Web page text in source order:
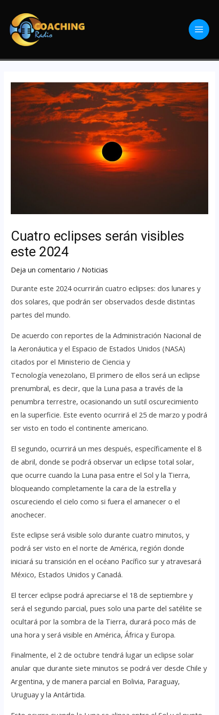
Cuatro eclipses serán visibles
este 2024
Deja un comentario / Noticias
Durante este 2024 ocurrirán cuatro eclipses: dos lunares y
dos solares, que podrán ser observados desde distintas
partes del mundo.
De acuerdo con reportes de la Administración Nacional de
la Aeronáutica y el Espacio de Estados Unidos (NASA)
citados por el Ministerio de Ciencia y
Tecnología venezolano, El primero de ellos será un eclipse
prenumbral, es decir, que la Luna pasa a través de la
penumbra terrestre, ocasionando un sutil oscurecimiento
en la superficie. Este evento ocurrirá el 25 de marzo y podrá
ser visto en todo el continente americano.
El segundo, ocurrirá un mes después, específicamente el 8
de abril, donde se podrá observar un eclipse total solar,
que ocurre cuando la Luna pasa entre el Sol y la Tierra,
bloqueando completamente la cara de la estrella y
oscureciendo el cielo como si fuera el amanecer o el
anochecer.
Este eclipse será visible solo durante cuatro minutos, y
podrá ser visto en el norte de América, región donde
iniciará su transición en el océano Pacífico sur y atravesará
México, Estados Unidos y Canadá.
El tercer eclipse podrá apreciarse el 18 de septiembre y
será el segundo parcial, pues solo una parte del satélite se
ocultará por la sombra de la Tierra, durará poco más de
una hora y será visible en América, África y Europa.
Finalmente, el 2 de octubre tendrá lugar un eclipse solar
anular que durante siete minutos se podrá ver desde Chile y
Argentina, y de manera parcial en Bolivia, Paraguay,
Uruguay y la Antártida.